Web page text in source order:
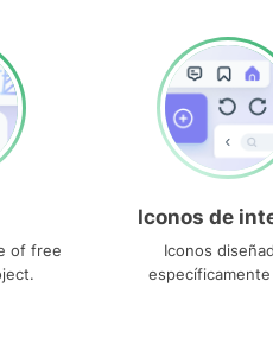
of free
Iconos de
Iconos
específicamente